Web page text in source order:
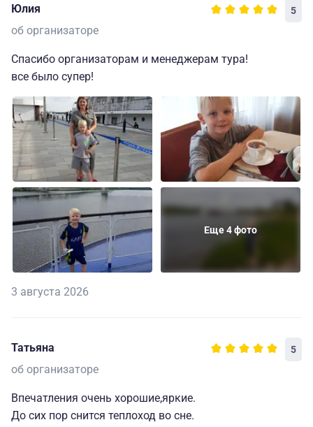
Юлия 5
об организаторе
Спасибо организаторам и менеджерам тура!
все было супер!
Еще 4 фото
3 августа 2026
Татьяна 5
об организаторе
Впечатления очень хорошие,яркие.
До сих пор снится теплоход во сне.